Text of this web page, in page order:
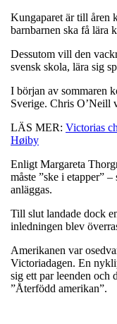
Kungaparet är till åren
barnbarnen ska få lära
Dessutom vill den
svensk skola, lära sig
I början av sommaren
Sverige. Chris O’Neill
LÄS MER: Victorias
Høiby
Enligt Margareta
måste ”ske i etapper”
anläggas.
Till slut landade dock
inledningen blev
Amerikanen var
Victoriadagen. En
sig ett par leenden och
”Återfödd amerikan”.